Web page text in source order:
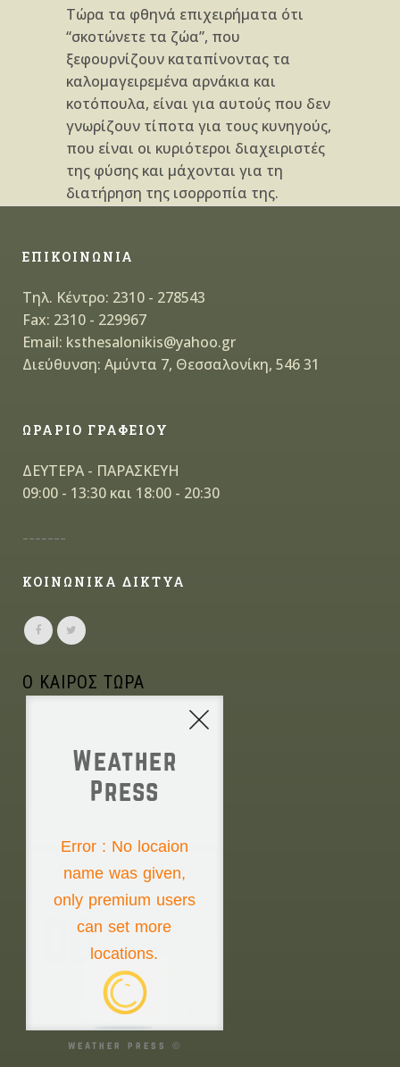
Τώρα τα φθηνά επιχειρήματα ότι
“σκοτώνετε τα ζώα”, που
ξεφουρνίζουν καταπίνοντας τα
καλομαγειρεμένα αρνάκια και
κοτόπουλα, είναι για αυτούς που δεν
γνωρίζουν τίποτα για τους κυνηγούς,
που είναι οι κυριότεροι διαχειριστές
της φύσης και μάχονται για τη
διατήρηση της ισορροπία της.
ΕΠΙΚΟΙΝΩΝΙΑ
Τηλ. Κέντρο: 2310 - 278543
Fax: 2310 - 229967
Email: ksthesalonikis@yahoo.gr
Διεύθυνση: Αμύντα 7, Θεσσαλονίκη, 546 31
ΩΡΑΡΙΟ ΓΡΑΦΕΙΟΥ
ΔΕΥΤΕΡΑ - ΠΑΡΑΣΚΕΥΗ
09:00 - 13:30 και 18:00 - 20:30
-------
ΚΟΙΝΩΝΙΚΑ ΔΙΚΤΥΑ
Ο ΚΑΙΡΟΣ ΤΩΡΑ
Weather
Press
Error : No locaion
name was given,
only premium users
can set more
locations.
Saturday the 8th
00°
weather press ©